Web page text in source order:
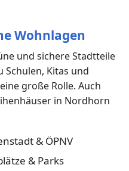
Wohnlagen
und sichere Stadtteile
Schulen, Kitas und
große Rolle. Auch
in Nordhorn
& ÖPNV
& Parks